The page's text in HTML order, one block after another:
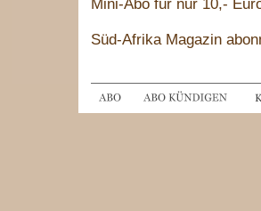
Mini-Abo für nur 10,-
Süd-Afrika Magazin